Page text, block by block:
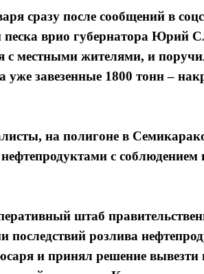
сразу после сообщений в
песка врио губернатора Юрий
с местными жителями, и
уже завезенные 1800 тонн –
на полигоне в
с соблюдением
штаб
последствий розлива
и принял решение вывезти